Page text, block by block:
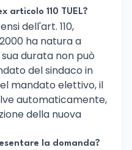
110 TUEL?
dell'art. 110,
ha natura a
durata non può
del sindaco in
mandato elettivo, il
automaticamente,
della nuova
la domanda?